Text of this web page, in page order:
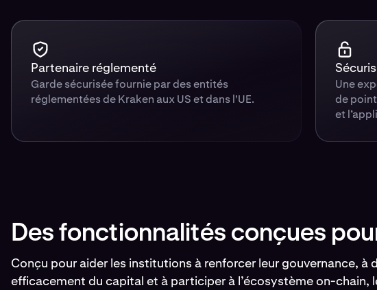
Partenaire réglementé
Garde sécurisée fournie par des entités
réglementées de Kraken aux US et dans l'UE.
Une
de
et
Des fonctionnalités conçues
Conçu pour aider les institutions à renforcer leur gouvernance, à
efficacement du capital et à participer à l’écosystème on-chain,